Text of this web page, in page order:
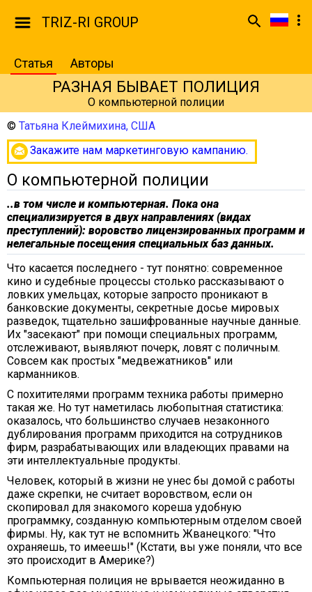
TRIZ-RI GROUP
Статья Авторы
РАЗНАЯ БЫВАЕТ ПОЛИЦИЯ
О компьютерной полиции
© Татьяна Клеймихина, США
Закажите нам маркетинговую кампанию.
О компьютерной полиции
..в том числе и компьютерная. Пока она
специализируется в двух направлениях (видах
преступлений): воровство лицензированных программ и
нелегальные посещения специальных баз данных.
Что касается последнего - тут понятно: современное
кино и судебные процессы столько рассказывают о
ловких умельцах, которые запросто проникают в
банковские документы, секретные досье мировых
разведок, тщательно зашифрованные научные данные.
Их "засекают" при помощи специальных программ,
отслеживают, выявляют почерк, ловят с поличным.
Совсем как простых "медвежатников" или
карманников.
С похитителями программ техника работы примерно
такая же. Но тут наметилась любопытная статистика:
оказалось, что большинство случаев незаконного
дублирования программ приходится на сотрудников
фирм, разрабатывающих или владеющих правами на
эти интеллектуальные продукты.
Человек, который в жизни не унес бы домой с работы
даже скрепки, не считает воровством, если он
скопировал для знакомого кореша удобную
программку, созданную компьютерным отделом своей
фирмы. Ну, как тут не вспомнить Жванецкого: "Что
охраняешь, то имеешь!" (Кстати, вы уже поняли, что все
это происходит в Америке?)
Компьютерная полиция не врывается неожиданно в